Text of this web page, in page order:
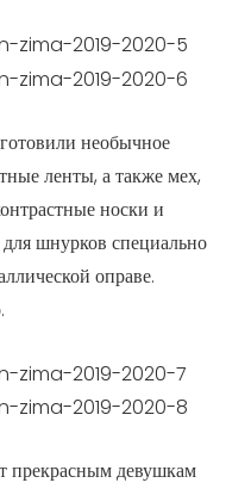
необычное
ленты, а также мех,
носки и
шнурков специально
оправе.
прекрасным девушкам